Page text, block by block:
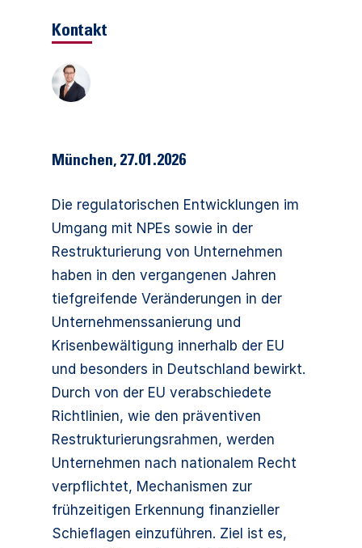
München, 27.01.2026
Die regulatorischen Entwicklungen im
Umgang mit NPEs sowie in der
Restrukturierung von Unternehmen
haben in den vergangenen Jahren
tiefgreifende Veränderungen in der
Unternehmenssanierung und
Krisenbewältigung innerhalb der EU
und besonders in Deutschland bewirkt.
Durch von der EU verabschiedete
Richtlinien, wie den präventiven
Restrukturierungsrahmen, werden
Unternehmen nach nationalem Recht
verpflichtet, Mechanismen zur
frühzeitigen Erkennung finanzieller
Schieflagen einzuführen. Ziel ist es,
Kontakt